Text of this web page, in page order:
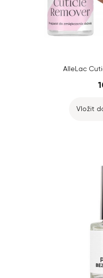
AlleLac
Vložit